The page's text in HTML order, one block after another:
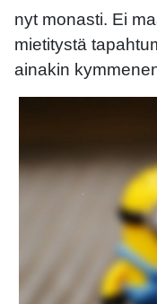
nyt monasti. Ei
mietitystä
ainakin